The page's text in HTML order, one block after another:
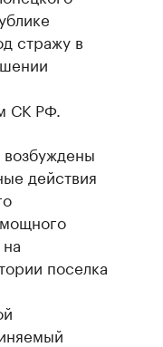
стражу в
СК РФ.
действия
поселка